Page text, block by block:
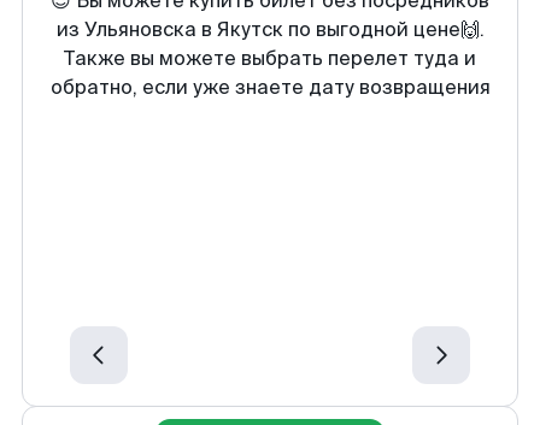
из Ульяновска в Якутск по выгодной цене🙌.
Также вы можете выбрать перелет туда и
обратно, если уже знаете дату возвращения